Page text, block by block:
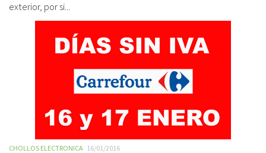
exterior, por si...
CHOLLOS ELECTRONICA 16/01/2016